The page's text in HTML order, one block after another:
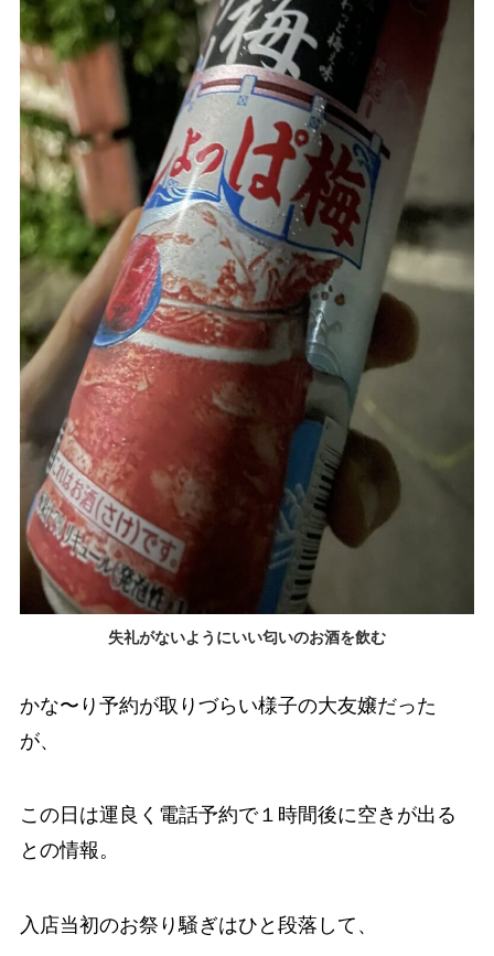
失礼がないようにいい匂いのお酒を飲む
かな〜り予約が取りづらい様子の大友嬢だった
が、
この日は運良く電話予約で１時間後に空きが出る
との情報。
入店当初のお祭り騒ぎはひと段落して、